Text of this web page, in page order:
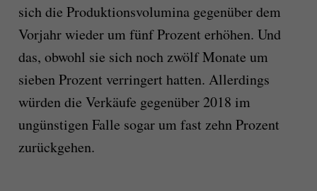
sich die Produktionsvolumina gegenüber dem
Vorjahr wieder um fünf Prozent erhöhen. Und
das, obwohl sie sich noch zwölf Monate um
sieben Prozent verringert hatten. Allerdings
würden die Verkäufe gegenüber 2018 im
ungünstigen Falle sogar um fast zehn Prozent
zurückgehen.